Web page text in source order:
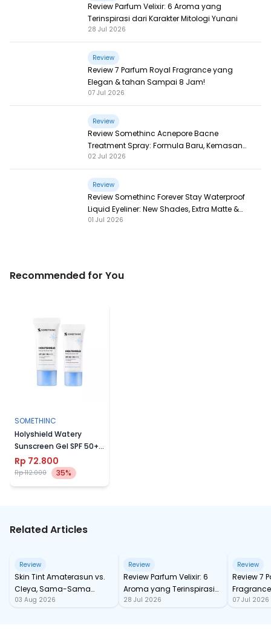
Review Parfum Velixir: 6 Aroma yang
Terinspirasi dari Karakter Mitologi Yunani
28 Jul 2026
Review
Review 7 Parfum Royal Fragrance yang
Elegan & tahan Sampai 8 Jam!
07 Jul 2026
Review
Review Somethinc Acnepore Bacne
Treatment Spray: Formula Baru, Kemasan
Baru, Makin Ampuh!
02 Jul 2026
Review
Review Somethinc Forever Stay Waterproof
Liquid Eyeliner: New Shades, Extra Matte &
Super Pigmented!
01 Jul 2026
Recommended for You
SOMETHINC
Holyshield Watery
Sunscreen Gel SPF 50+
PA++++
Rp 72.800
Rp 112.000 35%
Related Articles
Review
Skin Tint Amaterasun vs.
Cleya, Sama-Sama
dengan SPF, Mana yang
03 Aug 2026
Review
Review Parfum Velixir: 6
Aroma yang Terinspirasi
dari Karakter Mitologi
28 Jul 2026
Review
Review 7
tahan
07 Jul 2026